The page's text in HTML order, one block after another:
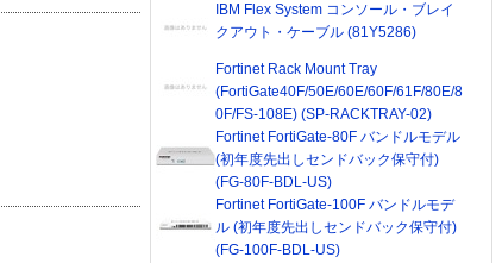
IBM Flex System コンソール・ブレイ
クアウト・ケーブル (81Y5286)
Fortinet Rack Mount Tray
(FortiGate40F/50E/60E/60F/61F/80E/8
0F/FS-108E) (SP-RACKTRAY-02)
Fortinet FortiGate-80F バンドルモデル
(初年度先出しセンドバック保守付)
(FG-80F-BDL-US)
Fortinet FortiGate-100F バンドルモデ
ル (初年度先出しセンドバック保守付)
(FG-100F-BDL-US)